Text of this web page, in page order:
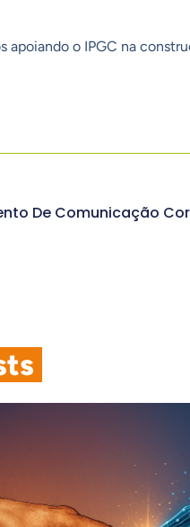
apoiando o IPGC na